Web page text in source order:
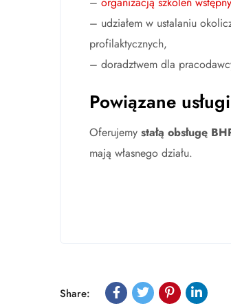
– udziałem w ustalaniu
profilaktycznych,
– doradztwem dla
Powiązane usługi
Oferujemy stałą obsługę
mają własnego działu.
Share: